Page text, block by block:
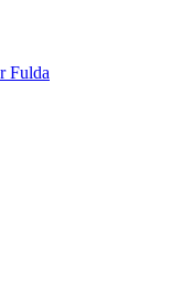
Fulda